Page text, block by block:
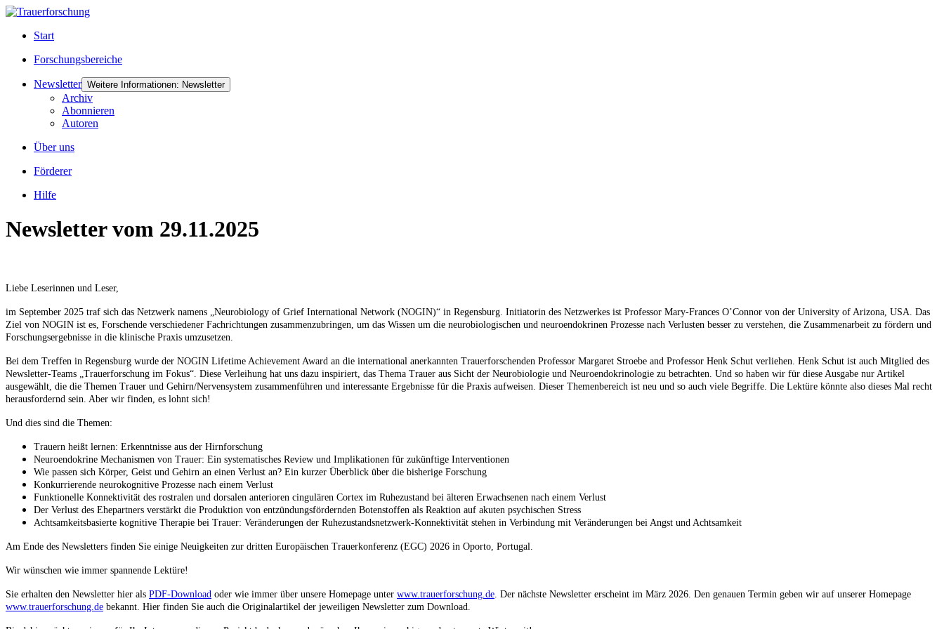
Start
Forschungsbereiche
Newsletter Weitere Informationen: Newsletter
Archiv
Abonnieren
Autoren
Über uns
Förderer
Hilfe
Newsletter vom 29.11.2025
Liebe Leserinnen und Leser,
im September 2025 traf sich das Netzwerk namens „Neurobiology of Grief International Network (NOGIN)“ in Regensburg. Initiatorin des Netzwerkes ist Professor Mary-Frances O’Connor von der University of Arizona, USA. Das
Ziel von NOGIN ist es, Forschende verschiedener Fachrichtungen zusammenzubringen, um das Wissen um die neurobiologischen und neuroendokrinen Prozesse nach Verlusten besser zu verstehen, die Zusammenarbeit zu fördern und
Forschungsergebnisse in die klinische Praxis umzusetzen.
Bei dem Treffen in Regensburg wurde der NOGIN Lifetime Achievement Award an die international anerkannten Trauerforschenden Professor Margaret Stroebe and Professor Henk Schut verliehen. Henk Schut ist auch Mitglied des
Newsletter-Teams „Trauerforschung im Fokus“. Diese Verleihung hat uns dazu inspiriert, das Thema Trauer aus Sicht der Neurobiologie und Neuroendokrinologie zu betrachten. Und so haben wir für diese Ausgabe nur Artikel
ausgewählt, die die Themen Trauer und Gehirn/Nervensystem zusammenführen und interessante Ergebnisse für die Praxis aufweisen. Dieser Themenbereich ist neu und so auch viele Begriffe. Die Lektüre könnte also dieses Mal recht
herausfordernd sein. Aber wir finden, es lohnt sich!
Und dies sind die Themen:
Trauern heißt lernen: Erkenntnisse aus der Hirnforschung
Neuroendokrine Mechanismen von Trauer: Ein systematisches Review und Implikationen für zukünftige Interventionen
Wie passen sich Körper, Geist und Gehirn an einen Verlust an? Ein kurzer Überblick über die bisherige Forschung
Konkurrierende neurokognitive Prozesse nach einem Verlust
Funktionelle Konnektivität des rostralen und dorsalen anterioren cingulären Cortex im Ruhezustand bei älteren Erwachsenen nach einem Verlust
Der Verlust des Ehepartners verstärkt die Produktion von entzündungsfördernden Botenstoffen als Reaktion auf akuten psychischen Stress
Achtsamkeitsbasierte kognitive Therapie bei Trauer: Veränderungen der Ruhezustandsnetzwerk-Konnektivität stehen in Verbindung mit Veränderungen bei Angst und Achtsamkeit
Am Ende des Newsletters finden Sie einige Neuigkeiten zur dritten Europäischen Trauerkonferenz (EGC) 2026 in Oporto, Portugal.
Wir wünschen wie immer spannende Lektüre!
Sie erhalten den Newsletter hier als PDF-Download oder wie immer über unsere Homepage unter www.trauerforschung.de . Der nächste Newsletter erscheint im März 2026. Den genauen Termin geben wir auf unserer Homepage
www.trauerforschung.de bekannt. Hier finden Sie auch die Originalartikel der jeweiligen Newsletter zum Download.